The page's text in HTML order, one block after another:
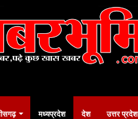
मध्यप्रदेश देश उत्तर प्रदेश